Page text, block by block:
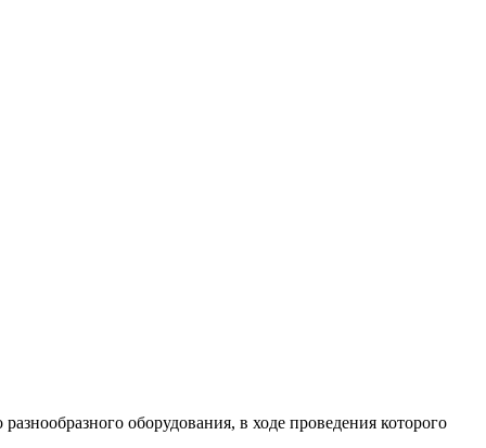
оборудования, в ходе проведения которого